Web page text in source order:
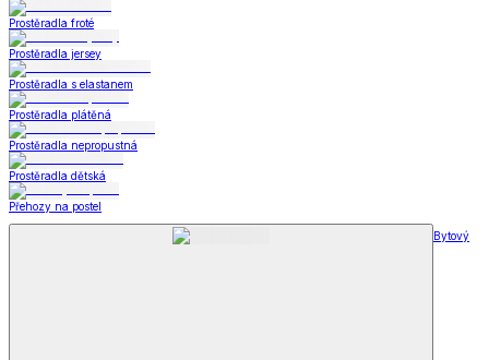
Prostěradla froté
Prostěradla jersey
Prostěradla s elastanem
Prostěradla plátěná
Prostěradla nepropustná
Prostěradla dětská
Přehozy na postel
Bytový